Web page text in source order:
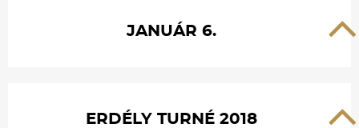
JANUÁR 6.
ERDÉLY TURNÉ 2018